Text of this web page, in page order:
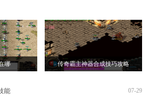
哪 传奇霸主神器合成技巧攻略
能 07-29